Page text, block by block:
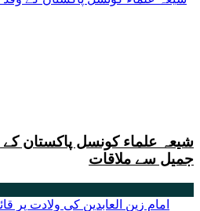
شیعہ علماء کونسل پاکستان کے
جمیل سے ملاقات